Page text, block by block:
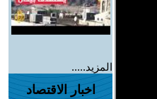
المزيد.....
اخبار الاقتصاد